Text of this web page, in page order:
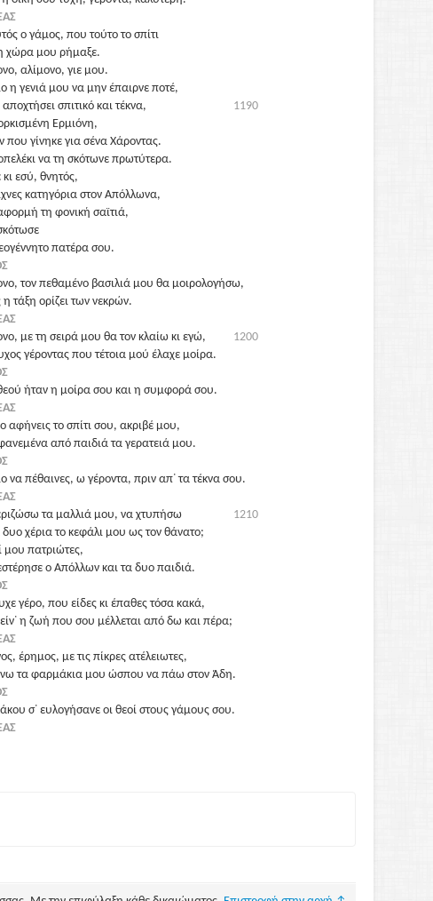
ο γάμος, που τούτο το σπίτι
χώρα μου ρήμαξε.
αλίμονο, γιε μου.
η γενιά μου να μην έπαιρνε ποτέ,
1190
αποχτήσει σπιτικό και τέκνα,
Ερμιόνη,
που γίνηκε για σένα Χάροντας.
να τη σκότωνε πρωτύτερα.
εσύ, θνητός,
κατηγόρια στον Απόλλωνα,
τη φονική σαϊτιά,
πατέρα σου.
τον πεθαμένο βασιλιά μου θα μοιρολογήσω,
τάξη ορίζει των νεκρών.
1200
με τη σειρά μου θα τον κλαίω κι εγώ,
γέροντας που τέτοια μού έλαχε μοίρα.
ήταν η μοίρα σου και η συμφορά σου.
αφήνεις το σπίτι σου, ακριβέ μου,
από παιδιά τα γερατειά μου.
να πέθαινες, ω γέροντα, πριν απ᾽ τα τέκνα σου.
1210
τα μαλλιά μου, να χτυπήσω
δυο χέρια το κεφάλι μου ως τον θάνατο;
μου πατριώτες,
ο Απόλλων και τα δυο παιδιά.
γέρο, που είδες κι έπαθες τόσα κακά,
η ζωή που σου μέλλεται από δω και πέρα;
έρημος, με τις πίκρες ατέλειωτες,
τα φαρμάκια μου ώσπου να πάω στον Άδη.
σ᾽ ευλογήσανε οι θεοί στους γάμους σου.
σ᾽ έρημα παλάτια τριγυρίζεις.
δεν υπάρχει πια για μένα